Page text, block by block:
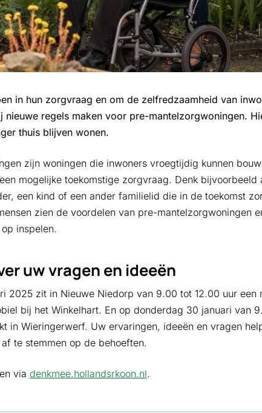
in hun zorgvraag en om de zelfredzaamheid van
nieuwe regels maken voor pre-mantelzorgwoningen.
thuis blijven wonen.
zijn woningen die inwoners vroegtijdig kunnen
mogelijke toekomstige zorgvraag. Denk bijvoorbeeld
een kind of een ander familielid die in de toekomst
zien de voordelen van pre-mantelzorgwoningen
inspelen.
uw vragen en ideeën
2025 zit in Nieuwe Niedorp van 9.00 tot 12.00 uur een
bij het Winkelhart. En op donderdag 30 januari van
in Wieringerwerf. Uw ervaringen, ideeën en vragen
te stemmen op de behoeften.
via denkmee.hollandsrkoon.nl.